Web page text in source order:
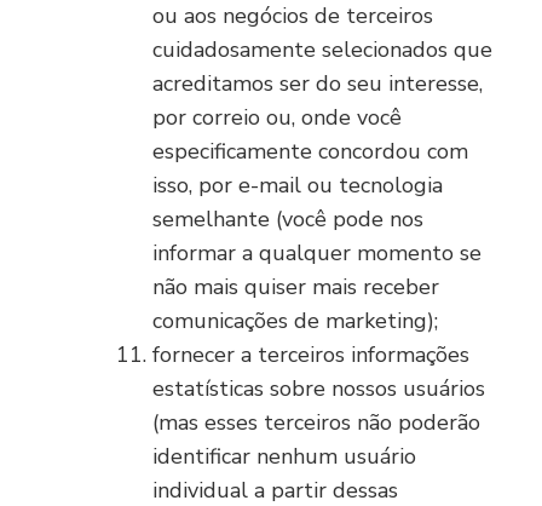
ou aos negócios de terceiros
cuidadosamente selecionados que
acreditamos ser do seu interesse,
por correio ou, onde você
especificamente concordou com
isso, por e-mail ou tecnologia
semelhante (você pode nos
informar a qualquer momento se
não mais quiser mais receber
comunicações de marketing);
fornecer a terceiros informações
estatísticas sobre nossos usuários
(mas esses terceiros não poderão
identificar nenhum usuário
individual a partir dessas